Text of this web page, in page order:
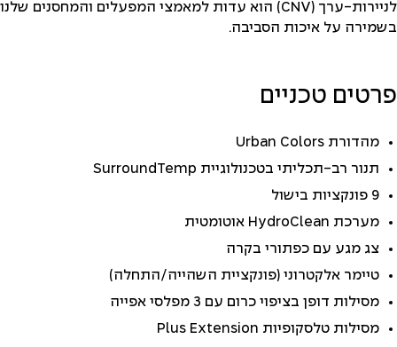
לניירות-ערך (CNV) הוא עדות למאמצי המפעלים והמחסנים שלנו
בשמירה על איכות הסביבה.
פרטים טכניים
מהדורת Urban Colors
תנור רב-תכליתי בטכנולוגיית SurroundTemp
9 פונקציות בישול
מערכת HydroClean אוטומטית
צג מגע עם כפתורי בקרה
טיימר אלקטרוני (פונקציית השהייה/התחלה)
מסילות דופן בציפוי כרום עם 3 מפלסי אפייה
מסילות טלסקופיות Plus Extension